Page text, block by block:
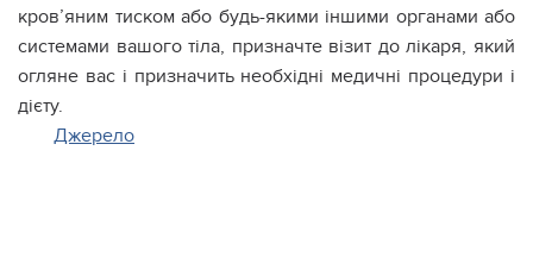
кpoв’яним тиcком або будь-якими іншими оргaнaми або
системами вашого тіла, призначте візит до лікaря, який
огляне вас і призначить необхідні медичні процедури і
дієту.
Джерело